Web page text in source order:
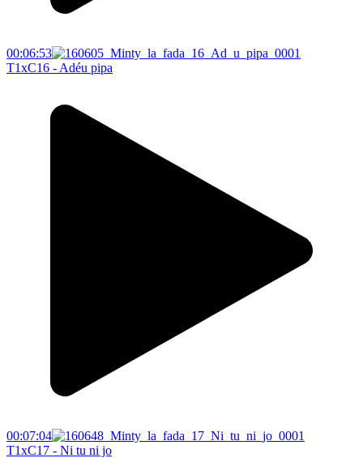
00:06:53
T1xC16 - Adéu pipa
00:07:04
T1xC17 - Ni tu ni jo